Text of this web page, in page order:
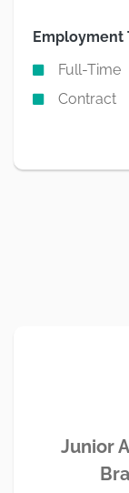
Employment
Full-Time
Contract
Junior